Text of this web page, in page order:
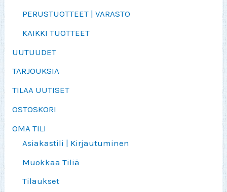
PERUSTUOTTEET | VARASTO
KAIKKI TUOTTEET
UUTUUDET
TARJOUKSIA
TILAA UUTISET
OSTOSKORI
OMA TILI
Asiakastili | Kirjautuminen
Muokkaa Tiliä
Tilaukset